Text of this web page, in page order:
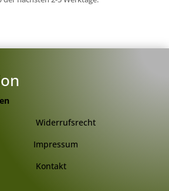
Widerrufsrecht
Impressum
Kontakt